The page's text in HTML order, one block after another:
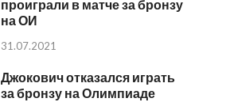
проиграли в матче за бронзу
на ОИ
31.07.2021
Джокович отказался играть
за бронзу на Олимпиаде